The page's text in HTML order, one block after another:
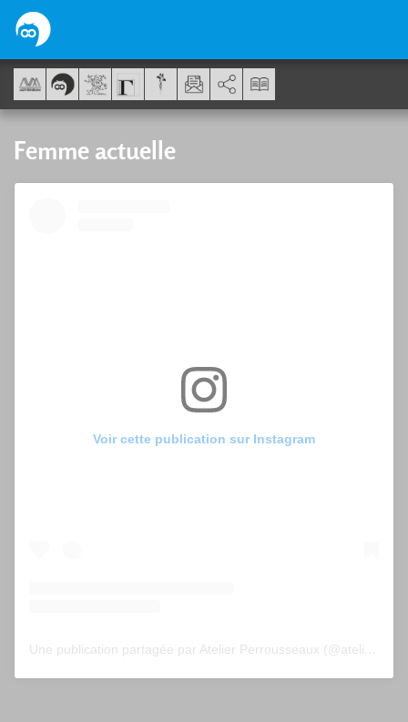
Femme actuelle
Voir cette publication sur Instagram
AddThis is disabled.
Cookies management panel